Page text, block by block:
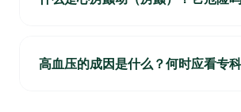
高血压的成因是什么？何时应看专